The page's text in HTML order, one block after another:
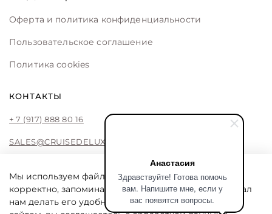
Анастасия
Здравствуйте! Готова помочь
вам. Напишите мне, если у
вас появятся вопросы.
Оферта и политика конфиденциальности
Пользовательское соглашение
Политика cookies
КОНТАКТЫ
+ 7 (917) 888 80 16
SALES@CRUISEDELUXE.STORE
CRUISE DE LUXE
Cruise De Luxe online store by Liliya Fattakhova
Мы используем файлы cookie, чтобы сайт работал
корректно, запоминал ваши предпочтения и помогал
нам делать его удобнее. Продолжая пользоваться